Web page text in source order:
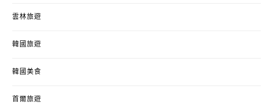
雲林旅遊
韓國旅遊
韓國美食
首爾旅遊